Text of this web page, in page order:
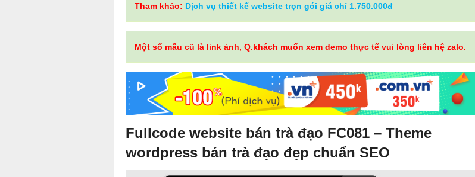
Tham khảo: Dịch vụ thiết kế website trọn gói giá chỉ 1.750.000đ
Một số mẫu cũ là link ảnh, Q.khách muốn xem demo thực tế vui lòng liên hệ zalo.
Fullcode website bán trà đạo FC081 – Theme
wordpress bán trà đạo đẹp chuẩn SEO